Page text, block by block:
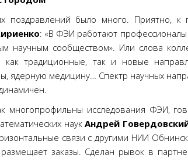
поздравлений было много. Приятно,
: «В ФЭИ работают
научным сообществом». Или слова
как традиционные, так и новые
ядерную медицину… Спектр научных
многопрофильны исследования ФЭИ,
наукАндрей
связи с другими НИИ
размещает заказы. Сделан рывок в